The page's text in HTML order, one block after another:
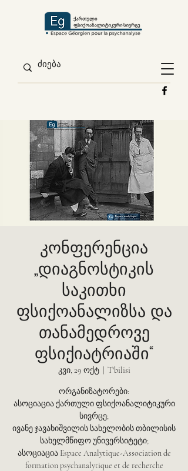
კონფერენცია
„დიაგნოსტიკის
საკითხი
ფსიქოანალიზსა და
თანამედროვე
ფსიქიატრიაში“
კვი, 29 ოქტ
  |
T'bilisi
ორგანიზატორები:
ასოციაცია ქართული ფსიქოანალიტიკური
სივრცე;
ივანე ჯავახიშვილის სახელობის თბილისის
სახელმწიფო უნივერსიტეტი;
ასოციაცია Espace Analytique-Association de
formation psychanalytique et de recherche